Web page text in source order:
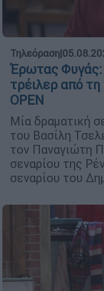
Τηλεόραση|
Έρωτας
τρέιλερ από
OPEN
Mία δραματική
του Βασίλη
τον Παναγιώτη
σεναρίου της
σεναρίου του